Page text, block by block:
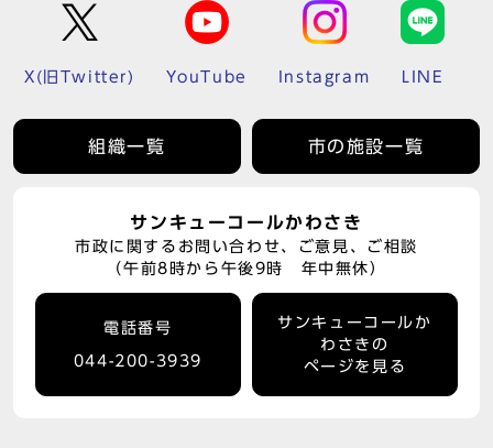
X(旧Twitter) YouTube Instagram LINE
組織一覧 市の施設一覧
サンキューコールかわさき
市政に関するお問い合わせ、ご意見、ご相談
（午前8時から午後9時 年中無休）
電話番号
044-200-3939
サンキューコールか
わさきの
ページを見る